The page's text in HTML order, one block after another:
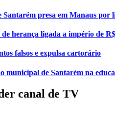
presa em Manaus por
herança ligada a império de
falsos e expulsa cartorário
municipal de Santarém na
canal de TV